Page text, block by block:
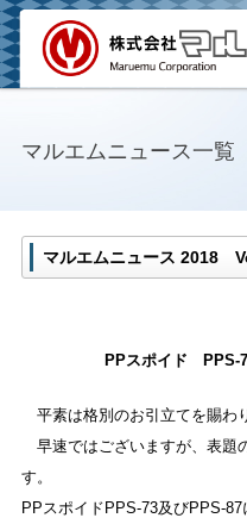
マルエムニュース一覧
マルエムニュース 2018
PPスポイド PPS-
平素は格別のお引立てを賜わ
早速ではございますが、表題
す。
PPスポイドPPS-73及びPPS-